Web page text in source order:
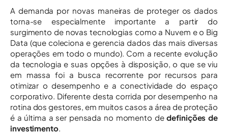
A demanda por novas maneiras de proteger os dados
torna-se especialmente importante a partir do
surgimento de novas tecnologias como a Nuvem e o Big
Data (que coleciona e gerencia dados das mais diversas
operações em todo o mundo). Com a recente evolução
da tecnologia e suas opções à disposição, o que se viu
em massa foi a busca recorrente por recursos para
otimizar o desempenho e a conectividade do espaço
corporativo. Diferente desta corrida por desempenho na
rotina dos gestores, em muitos casos a área de proteção
é a última a ser pensada no momento dedefinições de
investimento.